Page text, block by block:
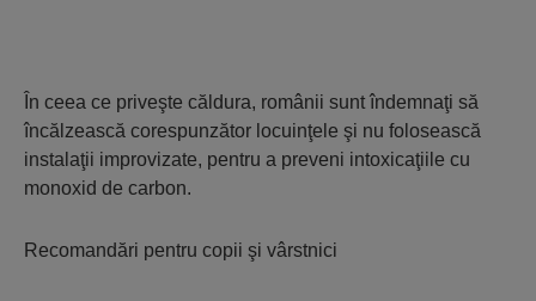
În ceea ce priveşte căldura, românii sunt îndemnaţi să
încălzească corespunzător locuinţele şi nu folosească
instalaţii improvizate, pentru a preveni intoxicaţiile cu
monoxid de carbon.
Recomandări pentru copii şi vârstnici